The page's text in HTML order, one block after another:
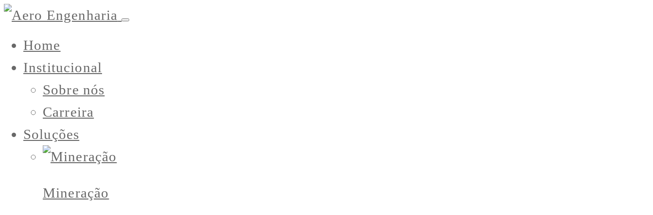
Home
Institucional
Sobre nós
Carreira
Soluções
Mineração